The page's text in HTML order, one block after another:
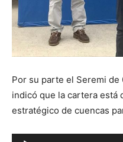
Por su parte el Seremi de
indicó que la cartera está
estratégico de cuencas